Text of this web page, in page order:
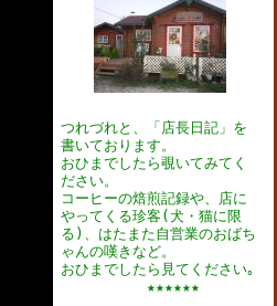
つれづれと、「店長日記」を
書いております。
おひまでしたら覗いてみてく
ださい。
コーヒーの焙煎記録や、店に
やってくる珍客(犬・猫に限
る)、はたまた自営業のおばち
ゃんの嘆きなど。
おひまでしたら見てください｡
★★★★★★